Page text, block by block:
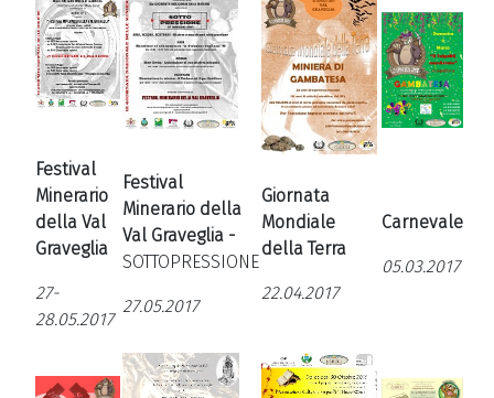
Festival
Minerario
della Val
Graveglia
27-
28.05.2017
Festival
Minerario della
Val Graveglia -
SOTTOPRESSIONE
27.05.2017
Giornata
Mondiale
della Terra
22.04.2017
Carnevale
05.03.2017